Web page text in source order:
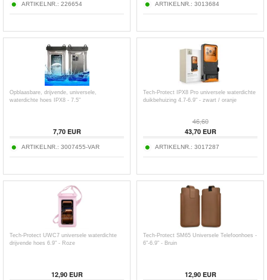
ARTIKELNR.: 226654 ARTIKELNR.: 3013684
Opblaasbare, drijvende, universele,
waterdichte hoes IPX8 - 7.5"
7,70EUR
ARTIKELNR.: 3007455-VAR
Tech-Protect IPX8 Pro universele waterdichte
duikbehuizing 4.7-6.9" - zwart / oranje
46,60
43,70EUR
ARTIKELNR.: 3017287
Tech-Protect UWC7 universele waterdichte
drijvende hoes 6.9" - Roze
12,90EUR
Tech-Protect SM65 Universele Telefoonhoes -
6"-6.9" - Bruin
12,90EUR